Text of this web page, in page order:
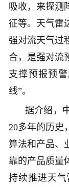
吸收，来探测
征等。天气雷
强对流天气过
合，是强对流
支撑预报预
线”。
据介绍，
20多年的历史
算法和产品、
靠的产品质量
持续推进天气